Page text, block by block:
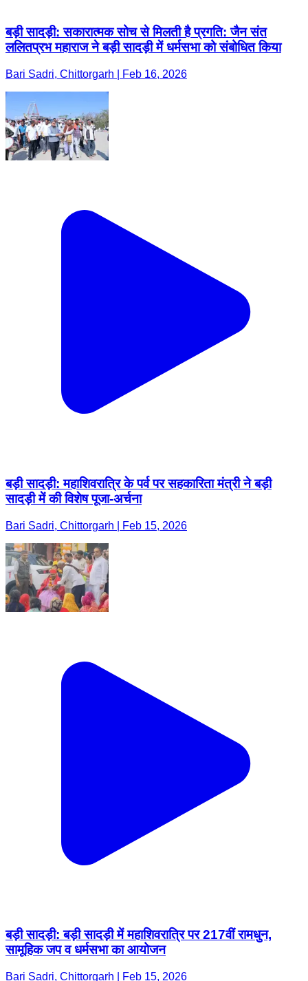
बड़ी सादड़ी: सकारात्मक सोच से मिलती है प्रगति: जैन संत
ललितप्रभ महाराज ने बड़ी सादड़ी में धर्मसभा को संबोधित किया
Bari Sadri, Chittorgarh | Feb 16, 2026
बड़ी सादड़ी: महाशिवरात्रि के पर्व पर सहकारिता मंत्री ने बड़ी
सादड़ी में की विशेष पूजा-अर्चना
Bari Sadri, Chittorgarh | Feb 15, 2026
बड़ी सादड़ी: बड़ी सादड़ी में महाशिवरात्रि पर 217वीं रामधुन,
सामूहिक जप व धर्मसभा का आयोजन
Bari Sadri, Chittorgarh | Feb 15, 2026